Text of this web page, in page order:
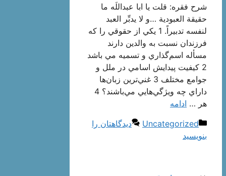
شرح فقره: قلت يا ابا عبداللَه ما
حقيقة العبودية …و لا يدبِّر العبد
لنفسه تدبيراً. 1 يكي از حقوقي را كه
فرزندان نسبت به والدين دارند
مسأله اسم‌گذاري و تسميه مي باشد
2 كيفيت پيدايش اسامي در ملل و
جوامع مختلف 3 غني‌ترين زبان‌ها
داراي چه ويژگي‌هايي مي‌باشند؟ 4
هر … ادامه
دسته‌ها
Uncategorized
دیدگاهتان را
بنویسید